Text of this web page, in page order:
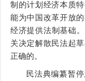
制的计划经济本质
能为中国改革开放
经济提供法制基础
关决定解散民法起
正确的。
民法典编纂暂